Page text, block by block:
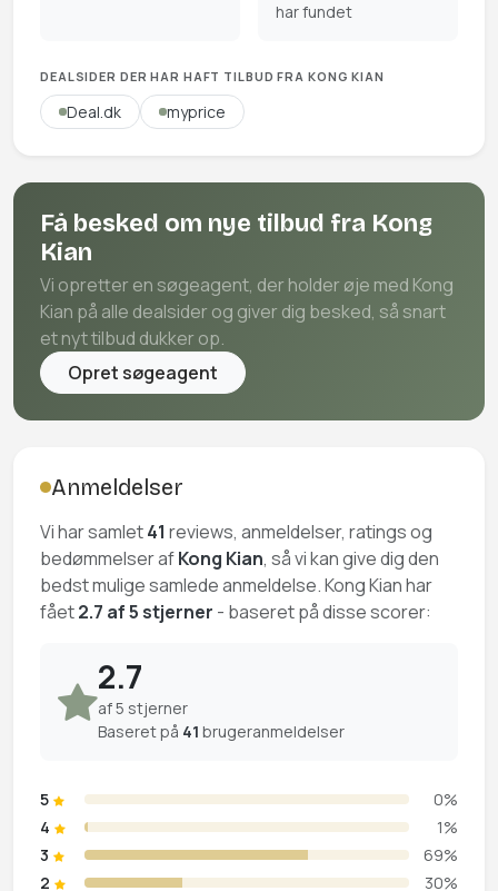
har fundet
DEALSIDER DER HAR HAFT TILBUD FRA KONG KIAN
Deal.dk myprice
Få besked om nye tilbud fra Kong
Kian
Vi opretter en søgeagent, der holder øje med Kong
Kian på alle dealsider og giver dig besked, så snart
et nyt tilbud dukker op.
Opret søgeagent
Anmeldelser
Vi har samlet41 reviews, anmeldelser, ratings og
bedømmelser afKong Kian, så vi kan give dig den
bedst mulige samlede anmeldelse. Kong Kian har
fået2.7 af 5 stjerner - baseret på disse scorer:
2.7
af 5 stjerner
Baseret på 41 brugeranmeldelser
5
0%
4
1%
3
69%
2
30%